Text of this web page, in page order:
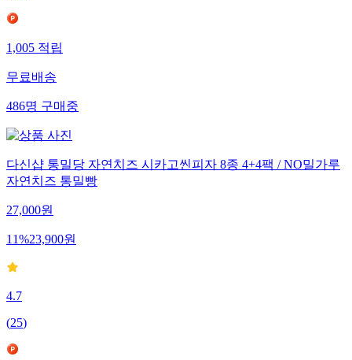
1,005 적립
무료배송
486명 구매중
다신샵 통밀당 자연치즈 시카고씬피자 8종 4+4팩 / NO밀가루
자연치즈 통밀빵
27,000원
11%23,900원
4.7
(25)